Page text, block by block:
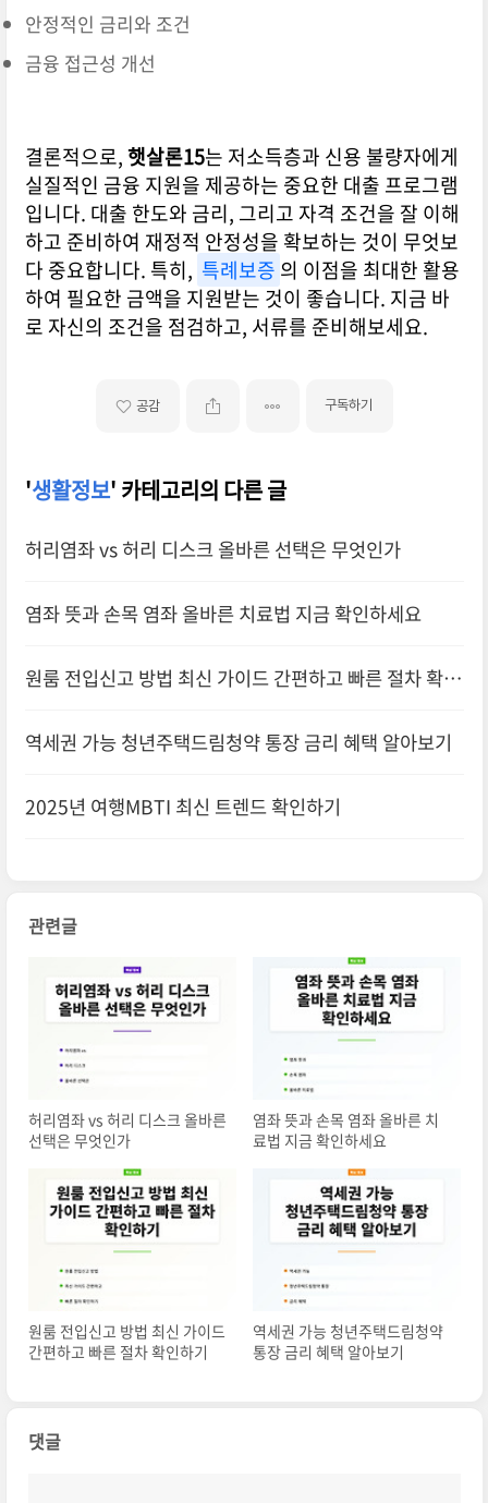
안정적인 금리와 조건
금융 접근성 개선
결론적으로,햇살론15는 저소득층과 신용 불량자에게
실질적인 금융 지원을 제공하는 중요한 대출 프로그램
입니다. 대출 한도와 금리, 그리고 자격 조건을 잘 이해
하고 준비하여 재정적 안정성을 확보하는 것이 무엇보
다 중요합니다. 특히, 특례보증 의 이점을 최대한 활용
하여 필요한 금액을 지원받는 것이 좋습니다. 지금 바
로 자신의 조건을 점검하고, 서류를 준비해보세요.
공감 구독하기
'생활정보' 카테고리의 다른 글
허리염좌 vs 허리 디스크 올바른 선택은 무엇인가
염좌 뜻과 손목 염좌 올바른 치료법 지금 확인하세요
원룸 전입신고 방법 최신 가이드 간편하고 빠른 절차 확인
역세권 가능 청년주택드림청약 통장 금리 혜택 알아보기
2025년 여행MBTI 최신 트렌드 확인하기
관련글
허리염좌 vs 허리 디스크 올바른
선택은 무엇인가
염좌 뜻과 손목 염좌 올바른 치
료법 지금 확인하세요
원룸 전입신고 방법 최신 가이드
간편하고 빠른 절차 확인하기
역세권 가능 청년주택드림청약
통장 금리 혜택 알아보기
댓글